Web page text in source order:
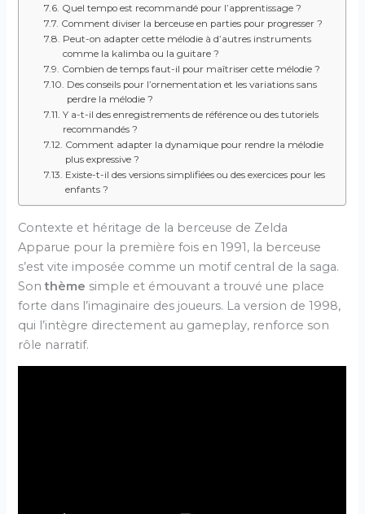
Quel tempo est recommandé pour l’apprentissage ?
Comment diviser la berceuse en parties pour progresser ?
Peut-on adapter cette mélodie à d’autres instruments
comme la kalimba ou la guitare ?
Combien de temps faut-il pour maîtriser cette mélodie ?
Des conseils pour l’ornementation et les variations sans
perdre la mélodie ?
Y a-t-il des enregistrements de référence ou des tutoriels
recommandés ?
Comment adapter la dynamique pour rendre la mélodie
plus expressive ?
Existe-t-il des versions simplifiées ou des exercices pour les
enfants ?
Contexte et héritage de la berceuse de Zelda
Apparue pour la première fois en 1991, la berceuse
s’est vite imposée comme un motif central de la saga.
Sonthème simple et émouvant a trouvé une place
forte dans l’imaginaire des joueurs. La version de 1998,
qui l’intègre directement au gameplay, renforce son
rôle narratif.